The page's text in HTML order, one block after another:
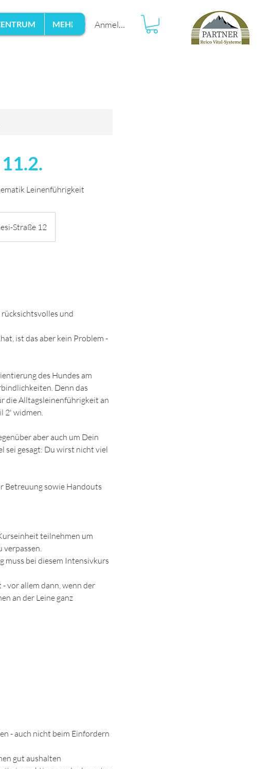
MEHR Anmelden
Leinenführigkeit
Straße 12
und
ist das aber kein Problem -
des Hundes am
Denn das
die Alltagsleinenführigkeit an
2' widmen.
aber auch um Dein
sei gesagt: Du wirst nicht viel
Betreuung sowie Handouts
teilnehmen um
verpassen.
muss bei diesem Intensivkurs
vor allem dann, wenn der
an der Leine ganz
- auch nicht beim Einfordern
gut aushalten